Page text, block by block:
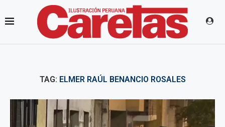
TAG: ELMER RAÚL BENANCIO ROSALES